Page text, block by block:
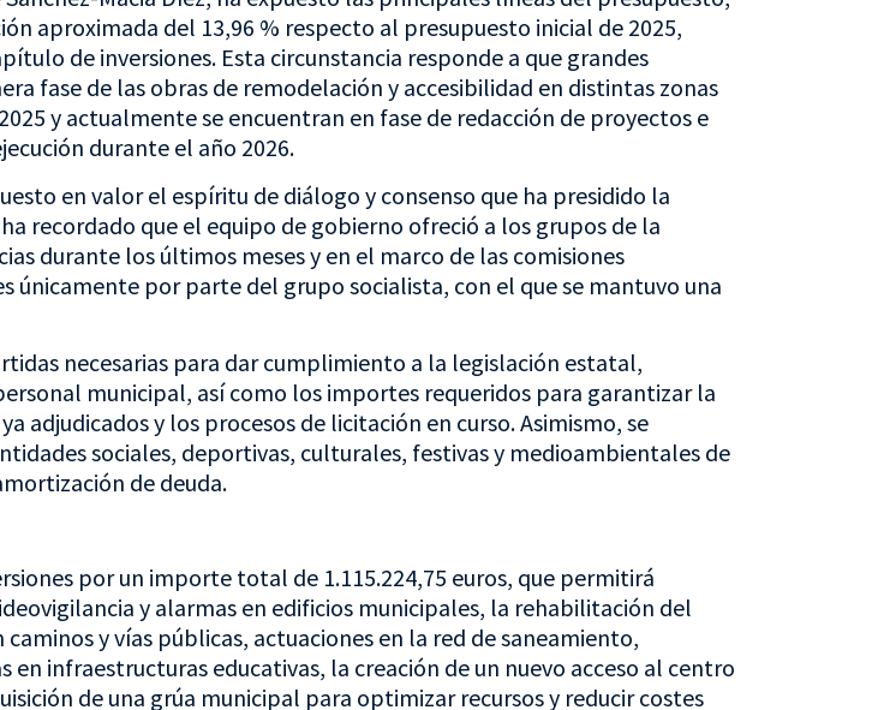
aproximada del 13,96 % respecto al presupuesto inicial de 2025,
de inversiones. Esta circunstancia responde a que grandes
fase de las obras de remodelación y accesibilidad en distintas zonas
y actualmente se encuentran en fase de redacción de proyectos e
durante el año 2026.
en valor el espíritu de diálogo y consenso que ha presidido la
recordado que el equipo de gobierno ofreció a los grupos de la
durante los últimos meses y en el marco de las comisiones
por parte del grupo socialista, con el que se mantuvo una
necesarias para dar cumplimiento a la legislación estatal,
municipal, así como los importes requeridos para garantizar la
adjudicados y los procesos de licitación en curso. Asimismo, se
sociales, deportivas, culturales, festivas y medioambientales de
de deuda.
por un importe total de 1.115.224,75 euros, que permitirá
y alarmas en edificios municipales, la rehabilitación del
y vías públicas, actuaciones en la red de saneamiento,
infraestructuras educativas, la creación de un nuevo acceso al centro
de una grúa municipal para optimizar recursos y reducir costes